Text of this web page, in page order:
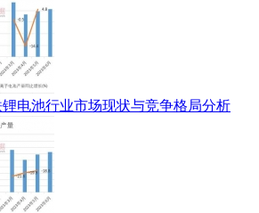
电池行业市场现状与竞争格局分析